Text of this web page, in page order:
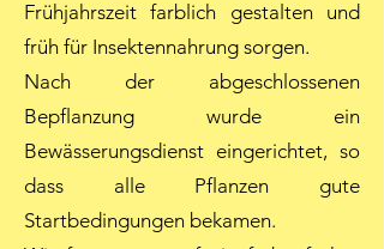
Frühjahrszeit farblich gestalten und
früh für Insektennahrung sorgen.
Nach der abgeschlossenen
Bepflanzung wurde ein
Bewässerungsdienst eingerichtet, so
dass alle Pflanzen gute
Startbedingungen bekamen.